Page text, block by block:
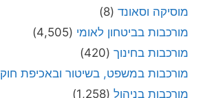
מוסיקה וסאונד (8)
מורכבות בביטחון לאומי (4,505)
מורכבות בחינוך (420)
מורכבות במשפט, בשיטור ובאכיפת חוק
מורכבות בניהול (1,258)